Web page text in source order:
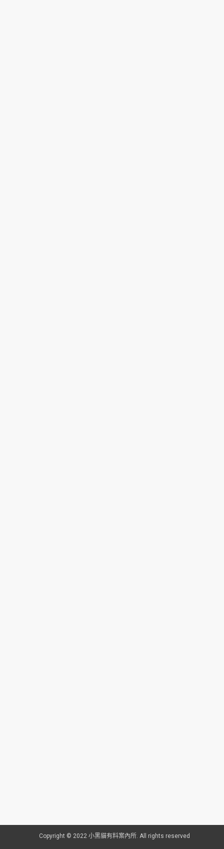
Copyright © 2022 小黑貓有料案內所. All rights reserved